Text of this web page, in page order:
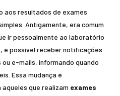
aos resultados de exames
Antigamente, era comum
ir pessoalmente ao laboratório
é possível receber notificações
e-mails, informando quando
Essa mudança é
que realizam exames